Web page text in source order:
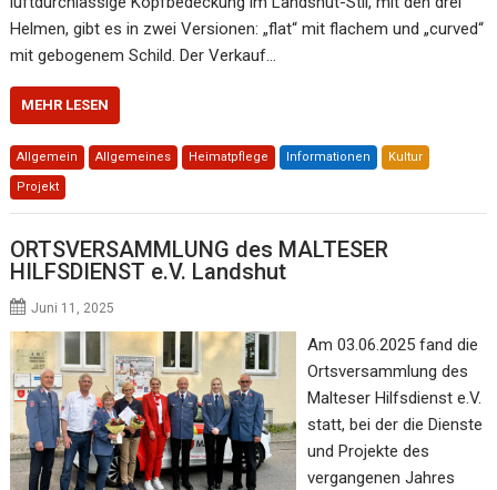
Helmen, gibt es in zwei Versionen: „flat“ mit flachem und „curved“
mit gebogenem Schild. Der Verkauf…
MEHR LESEN
Allgemein Allgemeines Heimatpflege Informationen Kultur
Projekt
ORTSVERSAMMLUNG des MALTESER
HILFSDIENST e.V. Landshut
Juni 11, 2025
Am 03.06.2025 fand die
Ortsversammlung des
Malteser Hilfsdienst e.V.
statt, bei der die Dienste
und Projekte des
vergangenen Jahres